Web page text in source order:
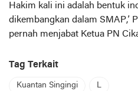
Hakim kali ini adalah bentuk
dikembangkan dalam SMAP,’
pernah menjabat Ketua PN
Tag Terkait
Kuantan Singingi L